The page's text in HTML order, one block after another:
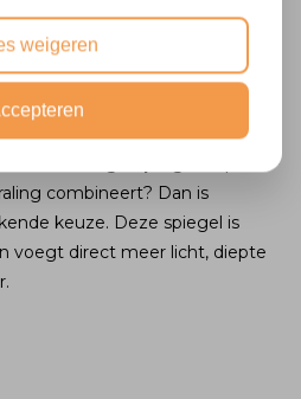
spiegel
combineert? Dan is
keuze. Deze spiegel is
voegt direct meer licht, diepte
weigeren